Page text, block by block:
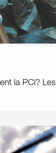
la PCi? Les